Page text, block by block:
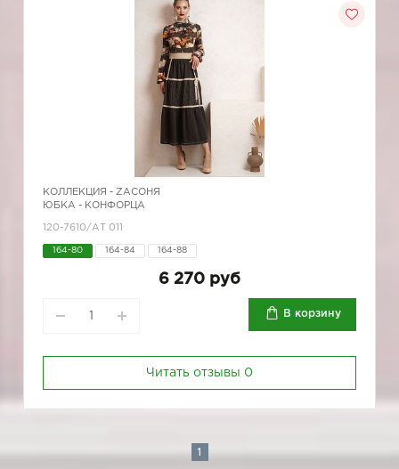
КОЛЛЕКЦИЯ - ZAСОНЯ
ЮБКА - КОНФОРЦА
120-7610/АТ 011
164-80 164-84 164-88
6 270 руб
В корзину
Читать отзывы 0
1